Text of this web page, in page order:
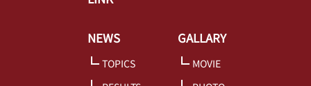
NEWS
TOPICS
GALLARY
MOVIE